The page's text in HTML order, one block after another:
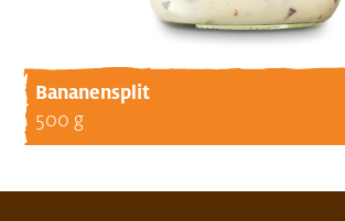
Bananensplit
500 g